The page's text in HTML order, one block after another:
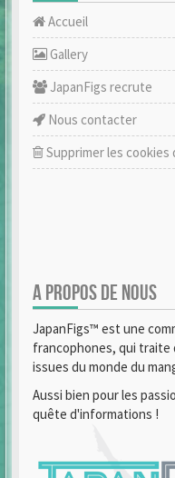
Accueil
Gallery
JapanFigs recrute
Nous contacter
Supprimer les cookies
A PROPOS DE NOUS
JapanFigs™ est une
francophones, qui
issues du monde du
Aussi bien pour les
quête d'informations !